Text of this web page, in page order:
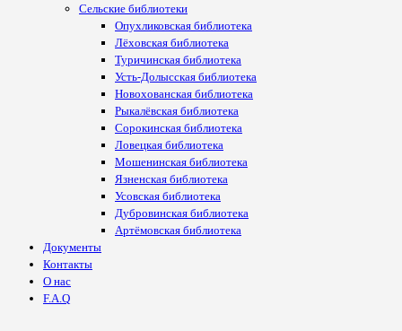
Сельские библиотеки
Опухликовская библиотека
Лёховская библиотека
Туричинская библиотека
Усть-Долысская библиотека
Новохованская библиотека
Рыкалёвская библиотека
Сорокинская библиотека
Ловецкая библиотека
Мошенинская библиотека
Язненская библиотека
Усовская библиотека
Дубровинская библиотека
Артёмовская библиотека
Документы
Контакты
О нас
F.A.Q